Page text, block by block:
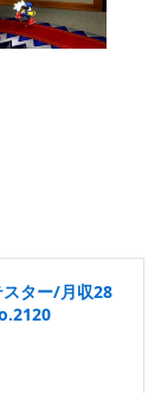
ター/月収28